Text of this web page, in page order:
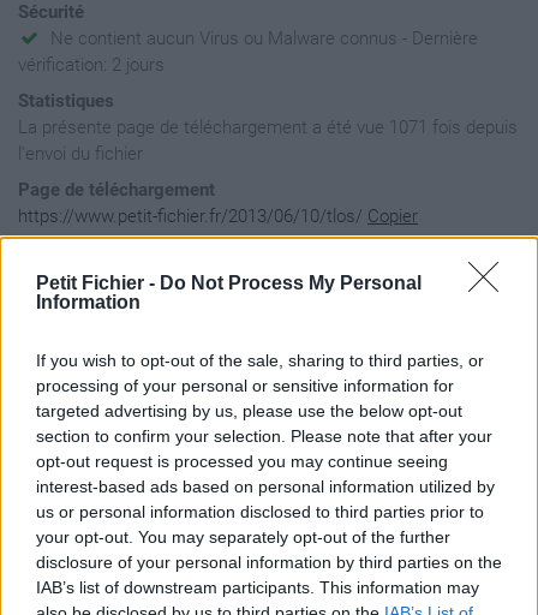
Petit Fichier - Do Not Process My Personal
Information
If you wish to opt-out of the sale, sharing to third parties, or
processing of your personal or sensitive information for
targeted advertising by us, please use the below opt-out
section to confirm your selection. Please note that after your
opt-out request is processed you may continue seeing
interest-based ads based on personal information utilized by
us or personal information disclosed to third parties prior to
your opt-out. You may separately opt-out of the further
disclosure of your personal information by third parties on the
IAB’s list of downstream participants. This information may
Sécurité
Ne contient aucun Virus ou Malware connus - Dernière
vérification: 2 jours
Statistiques
La présente page de téléchargement a été vue 1071 fois depuis
l'envoi du fichier
Page de téléchargement
https://www.petit-fichier.fr/2013/06/10/tlos/ Copier
Aperçu du fichier
Bienvenu sur le serveur de TLOS !